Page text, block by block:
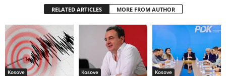
RELATED ARTICLES MORE FROM AUTHOR
Kosove Kosove Kosove